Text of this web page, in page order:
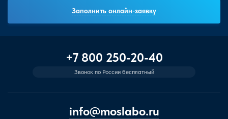
Заполнить онлайн-заявку
+7 800 250-20-40
Звонок по России бесплатный
info@moslabo.ru